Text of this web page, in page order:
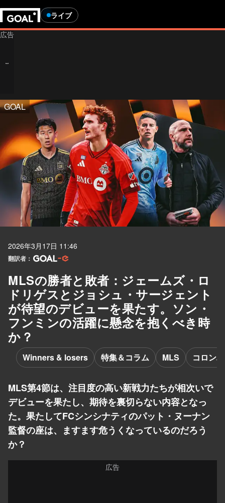
ライブ
GOAL
2026年3月17日 11:46
翻訳者：
MLSの勝者と敗者：ジェームズ・ロ
ドリゲスとジョシュ・サージェント
が待望のデビューを果たす。ソン・
フンミンの活躍に懸念を抱くべき時
か？
Winners & losers 特集＆コラム MLS コロン
MLS第4節は、注目度の高い新戦力たちが相次いで
デビューを果たし、期待を裏切らない内容となっ
た。果たしてFCシンシナティのパット・ヌーナン
監督の座は、ますます危うくなっているのだろう
か？